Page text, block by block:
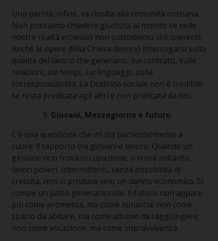
Una parola, infine, va rivolta alla comunità cristiana.
Non possiamo chiedere giustizia al mondo se nelle
nostre realtà ecclesiali non custodiamo stili coerenti.
Anche le opere della Chiesa devono interrogarsi sulla
qualità del lavoro che generano, sui contratti, sulle
relazioni, sui tempi, sui linguaggi, sulla
corresponsabilità. La Dottrina sociale non è credibile
se resta predicata agli altri e non praticata da noi.
Giovani, Mezzogiorno e futuro
C’è una questione che mi sta particolarmente a
cuore: il rapporto tra giovani e lavoro. Quando un
giovane non trova occupazione, o trova soltanto
lavori poveri, intermittenti, senza possibilità di
crescita, non si produce solo un danno economico. Si
rompe un patto generazionale. Il futuro non appare
più come promessa, ma come minaccia; non come
spazio da abitare, ma come altrove da raggiungere;
non come vocazione, ma come sopravvivenza.